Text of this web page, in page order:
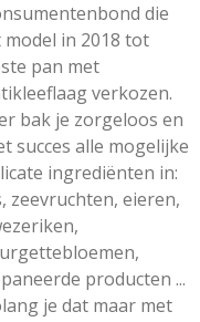
die
model in 2018 tot
pan met
verkozen.
bak je zorgeloos en
succes alle mogelijke
ingrediënten in:
zeevruchten, eieren,
producten ...
je dat maar met